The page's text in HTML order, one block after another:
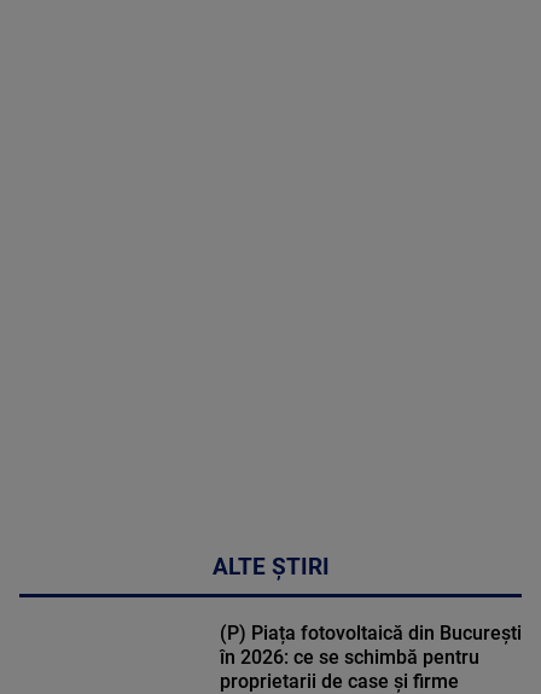
ALTE ȘTIRI
(P) Piața fotovoltaică din București
în 2026: ce se schimbă pentru
proprietarii de case și firme